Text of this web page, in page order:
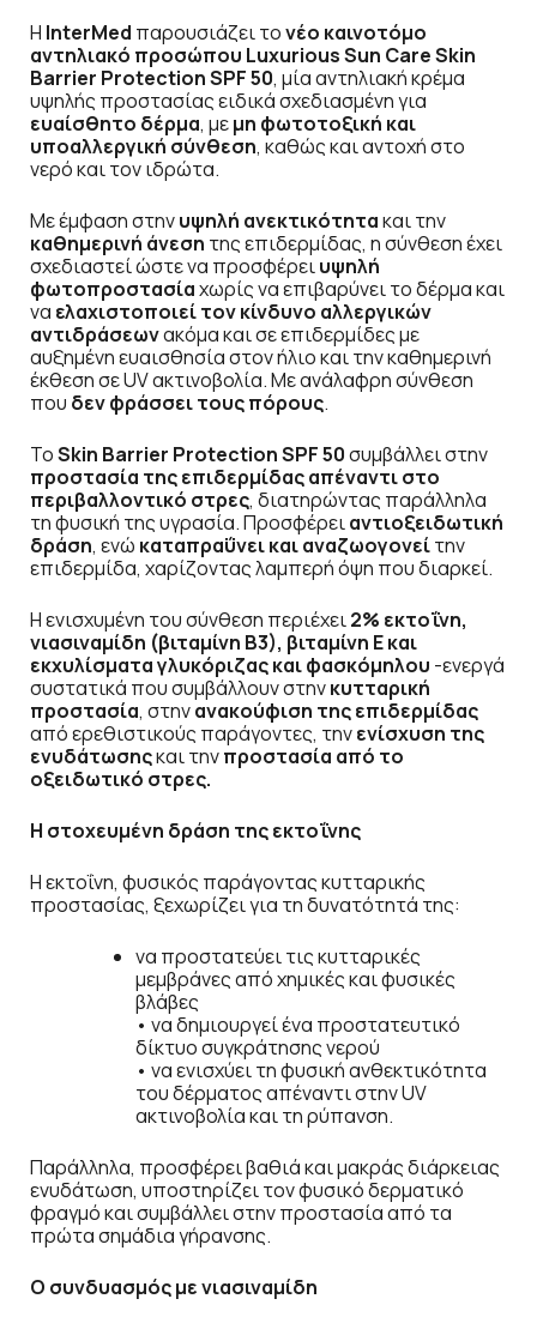
Η InterMed παρουσιάζει τονέο καινοτόμο
αντηλιακό προσώπου Luxurious Sun Care Skin
Barrier Protection SPF 50, μία αντηλιακή κρέμα
υψηλής προστασίας ειδικά σχεδιασμένη για
ευαίσθητο δέρμα, μεμη φωτοτοξική και
υποαλλεργική σύνθεση, καθώς και αντοχή στο
νερό και τον ιδρώτα.
Με έμφαση στηνυψηλή ανεκτικότητακαι την
καθημερινή άνεση της επιδερμίδας, η σύνθεση έχει
σχεδιαστεί ώστε να προσφέρειυψηλή
φωτοπροστασίαχωρίς να επιβαρύνει το δέρμα και
να ελαχιστοποιεί τον κίνδυνο αλλεργικών
αντιδράσεωνακόμα και σε επιδερμίδες με
αυξημένη ευαισθησία στον ήλιο και την καθημερινή
έκθεση σε UV ακτινοβολία. Με ανάλαφρη σύνθεση
που δεν φράσσει τους πόρους.
ΤοSkin Barrier Protection SPF 50συμβάλλει στην
προστασία της επιδερμίδας απέναντι στο
περιβαλλοντικό στρες, διατηρώντας παράλληλα
τη φυσική της υγρασία. Προσφέρειαντιοξειδωτική
δράση, ενώ καταπραΰνει και αναζωογονείτην
επιδερμίδα, χαρίζοντας λαμπερή όψη που διαρκεί.
Η ενισχυμένη του σύνθεση περιέχει2% εκτοΐνη,
νιασιναμίδη (βιταμίνη Β3), βιταμίνη Ε και
εκχυλίσματα γλυκόριζας και φασκόμηλου -ενεργά
συστατικά που συμβάλλουν στηνκυτταρική
προστασία, στηνανακούφιση της επιδερμίδας
από ερεθιστικούς παράγοντες, τηνενίσχυση της
ενυδάτωσηςκαι τηνπροστασία από το
οξειδωτικό στρες.
Η στοχευμένη δράση της εκτοΐνης
Η εκτοΐνη, φυσικός παράγοντας κυτταρικής
προστασίας, ξεχωρίζει για τη δυνατότητά της:
να προστατεύει τις κυτταρικές
μεμβράνες από χημικές και φυσικές
βλάβες
• να δημιουργεί ένα προστατευτικό
δίκτυο συγκράτησης νερού
• να ενισχύει τη φυσική ανθεκτικότητα
του δέρματος απέναντι στην UV
ακτινοβολία και τη ρύπανση.
Παράλληλα, προσφέρει βαθιά και μακράς διάρκειας
ενυδάτωση, υποστηρίζει τον φυσικό δερματικό
φραγμό και συμβάλλει στην προστασία από τα
πρώτα σημάδια γήρανσης.
Ο συνδυασμός με νιασιναμίδη